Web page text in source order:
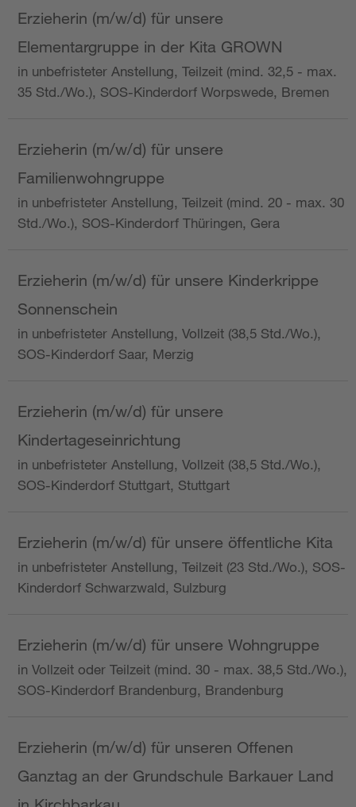
Erzieherin (m/w/d) für unsere
Elementargruppe in der Kita GROWN
in unbefristeter Anstellung, Teilzeit (mind. 32,5 - max.
35 Std./Wo.), SOS-Kinderdorf Worpswede, Bremen
Erzieherin (m/w/d) für unsere
Familienwohngruppe
in unbefristeter Anstellung, Teilzeit (mind. 20 - max. 30
Std./Wo.), SOS-Kinderdorf Thüringen, Gera
Erzieherin (m/w/d) für unsere Kinderkrippe
Sonnenschein
in unbefristeter Anstellung, Vollzeit (38,5 Std./Wo.),
SOS-Kinderdorf Saar, Merzig
Erzieherin (m/w/d) für unsere
Kindertageseinrichtung
in unbefristeter Anstellung, Vollzeit (38,5 Std./Wo.),
SOS-Kinderdorf Stuttgart, Stuttgart
Erzieherin (m/w/d) für unsere öffentliche Kita
in unbefristeter Anstellung, Teilzeit (23 Std./Wo.), SOS-
Kinderdorf Schwarzwald, Sulzburg
Erzieherin (m/w/d) für unsere Wohngruppe
in Vollzeit oder Teilzeit (mind. 30 - max. 38,5 Std./Wo.),
SOS-Kinderdorf Brandenburg, Brandenburg
Erzieherin (m/w/d) für unseren Offenen
Ganztag an der Grundschule Barkauer Land